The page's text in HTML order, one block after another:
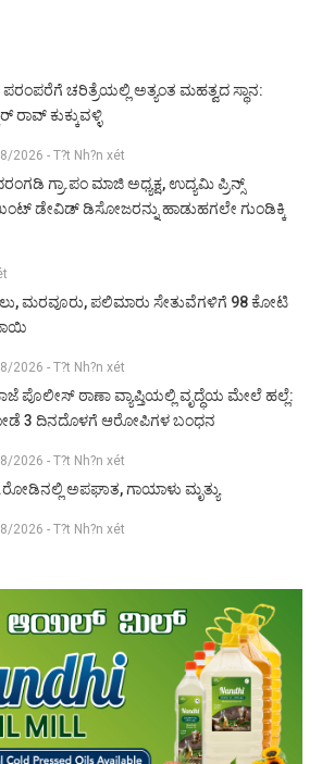
ಚರಿತ್ರೆಯಲ್ಲಿ ಅತ್ಯಂತ ಮಹತ್ವದ ಸ್ಥಾನ:
ರಾವ್ ಕುಕ್ಕುವಳ್ಳಿ
2026 - T?t Nh?n xét
ಗ್ರಾ.ಪಂ ಮಾಜಿ ಅಧ್ಯಕ್ಷ, ಉದ್ಯಮಿ ಪ್ರಿನ್ಸ್
ಡೇವಿಡ್ ಡಿಸೋಜರನ್ನು ಹಾಡುಹಗಲೇ ಗುಂಡಿಕ್ಕಿ
ಮರವೂರು, ಪಲಿಮಾರು ಸೇತುವೆಗಳಿಗೆ 98 ಕೋಟಿ
2026 - T?t Nh?n xét
ಪೊಲೀಸ್ ಠಾಣಾ ವ್ಯಾಪ್ತಿಯಲ್ಲಿ ವೃದ್ಧೆಯ ಮೇಲೆ ಹಲ್ಲೆ:
3 ದಿನದೊಳಗೆ ಆರೋಪಿಗಳ ಬಂಧನ
2026 - T?t Nh?n xét
ಅಪಘಾತ, ಗಾಯಾಳು ಮೃತ್ಯು
2026 - T?t Nh?n xét